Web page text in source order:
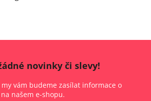
novinky či slevy!
vám budeme zasílat informace o
našem e-shopu.